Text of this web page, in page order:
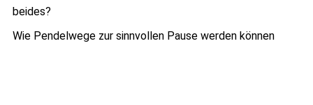
beides?
Wie Pendelwege zur sinnvollen Pause werden können